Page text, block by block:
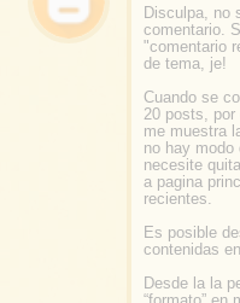
Disculpa, no
comentario.
"comentario
de tema, je!
Cuando se
20 posts, por
me muestra
no hay modo
necesite
a pagina
recientes.
Es posible
contenidas
Desde la la